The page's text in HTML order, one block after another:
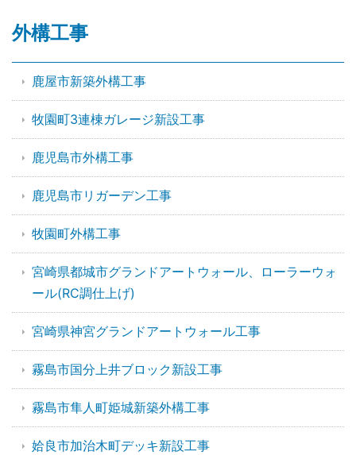
外構工事
鹿屋市新築外構工事
牧園町3連棟ガレージ新設工事
鹿児島市外構工事
鹿児島市リガーデン工事
牧園町外構工事
宮崎県都城市グランドアートウォール、ローラーウォ
ール(RC調仕上げ)
宮崎県神宮グランドアートウォール工事
霧島市国分上井ブロック新設工事
霧島市隼人町姫城新築外構工事
姶良市加治木町デッキ新設工事